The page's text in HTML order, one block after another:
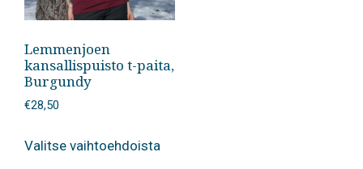
Lemmenjoen
kansallispuisto t-paita,
Burgundy
€28,50
Valitse vaihtoehdoistatuotteella